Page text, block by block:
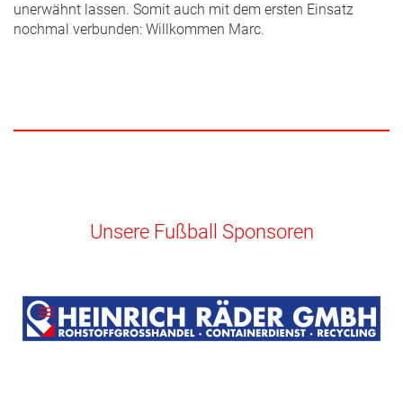
unerwähnt lassen. Somit auch mit dem ersten Einsatz
nochmal verbunden: Willkommen Marc.
Unsere Fußball Sponsoren